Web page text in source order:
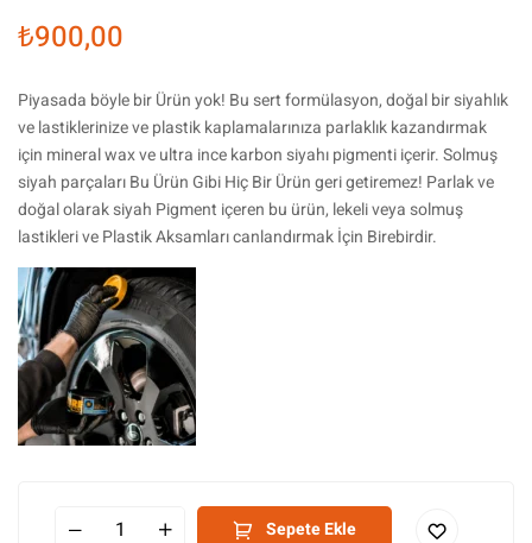
₺900,00
Piyasada böyle bir Ürün yok! Bu sert formülasyon, doğal bir siyahlık
ve lastiklerinize ve plastik kaplamalarınıza parlaklık kazandırmak
için mineral wax ve ultra ince karbon siyahı pigmenti içerir. Solmuş
siyah parçaları Bu Ürün Gibi Hiç Bir Ürün geri getiremez! Parlak ve
doğal olarak siyah Pigment içeren bu ürün, lekeli veya solmuş
lastikleri ve Plastik Aksamları canlandırmak İçin Birebirdir.
Sepete Ekle